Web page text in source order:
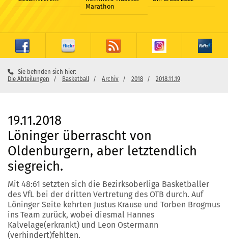
Marathon
Sie befinden sich hier:
Die Abteilungen
Basketball Archiv 2018 2018.11.19
19.11.2018
Löninger überrascht von
Oldenburgern, aber letztendlich
siegreich.
Mit 48:61 setzten sich die Bezirksoberliga Basketballer
des VfL bei der dritten Vertretung des OTB durch. Auf
Löninger Seite kehrten Justus Krause und Torben Brogmus
ins Team zurück, wobei diesmal Hannes
Kalvelage(erkrankt) und Leon Ostermann
(verhindert)fehlten.